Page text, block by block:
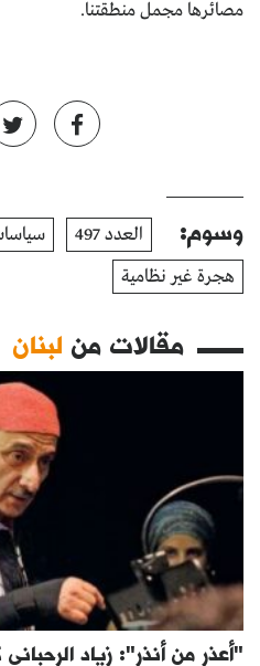
مصائرها مجمل منطقتنا.
وسوم: العدد 497
هجرة غير نظامية
مقالات من لبنان
"أعذر من أنذر": زياد